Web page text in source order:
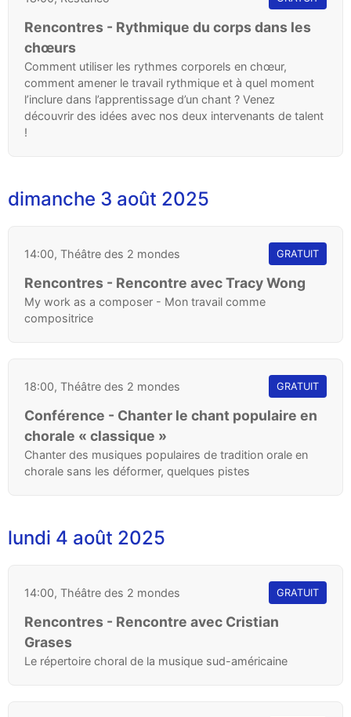
Rencontres - Rythmique du corps dans les
chœurs
Comment utiliser les rythmes corporels en chœur,
comment amener le travail rythmique et à quel moment
l’inclure dans l’apprentissage d’un chant ? Venez
découvrir des idées avec nos deux intervenants de talent
!
dimanche 3 août 2025
14:00, Théâtre des 2 mondes GRATUIT
Rencontres - Rencontre avec Tracy Wong
My work as a composer - Mon travail comme
compositrice
18:00, Théâtre des 2 mondes GRATUIT
Conférence - Chanter le chant populaire en
chorale « classique »
Chanter des musiques populaires de tradition orale en
chorale sans les déformer, quelques pistes
lundi 4 août 2025
14:00, Théâtre des 2 mondes GRATUIT
Rencontres - Rencontre avec Cristian
Grases
Le répertoire choral de la musique sud-américaine